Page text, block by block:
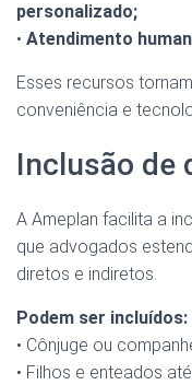
personalizado;
• Atendimento
Esses recursos
conveniência e
Inclusão de
A Ameplan facilita a
que advogados
diretos e indiretos.
Podem ser incluídos:
• Cônjuge ou
• Filhos e enteados